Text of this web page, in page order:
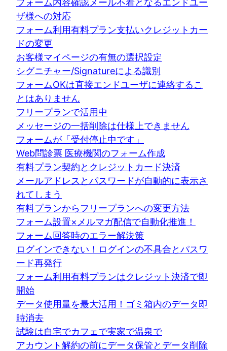
ザ様への対応
フォーム利用有料プラン支払いクレジットカー
ドの変更
お客様マイページの有無の選択設定
シグニチャー/Signatureによる識別
フォームOKは直接エンドユーザに連絡するこ
とはありません
フリープランで活用中
メッセージの一括削除は仕様上できません
フォームが「受付停止中です」
Web問診票 医療機関のフォーム作成
有料プラン契約とクレジットカード決済
メールアドレスとパスワードが自動的に表示さ
れてしまう
有料プランからフリープランへの変更方法
フォーム設置×メルマガ配信で自動化推進！
フォーム回答時のエラー解決策
ログインできない！ログインの不具合とパスワ
ード再発行
フォーム利用有料プランはクレジット決済で即
開始
データ使用量を最大活用！ゴミ箱内のデータ即
時消去
試験は自宅でカフェで実家で温泉で
アカウント解約の前にデータ保管とデータ削除